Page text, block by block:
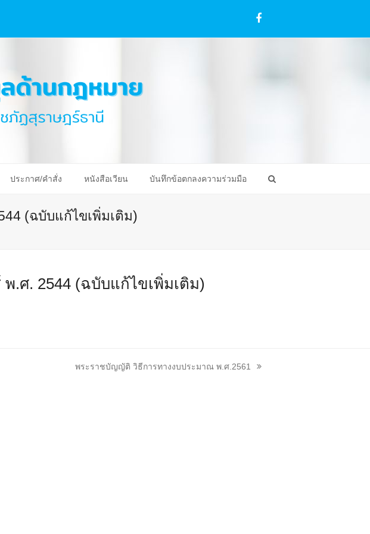
Facebook
ประกาศ/คำสั่ง หนังสือเวียน บันทึกข้อตกลงความร่วมมือ
(ฉบับแก้ไขเพิ่มเติม)
.ศ. 2544 (ฉบับแก้ไขเพิ่มเติม)
next
พระราชบัญญัติ วิธีการทางงบประมาณ พ.ศ.2561